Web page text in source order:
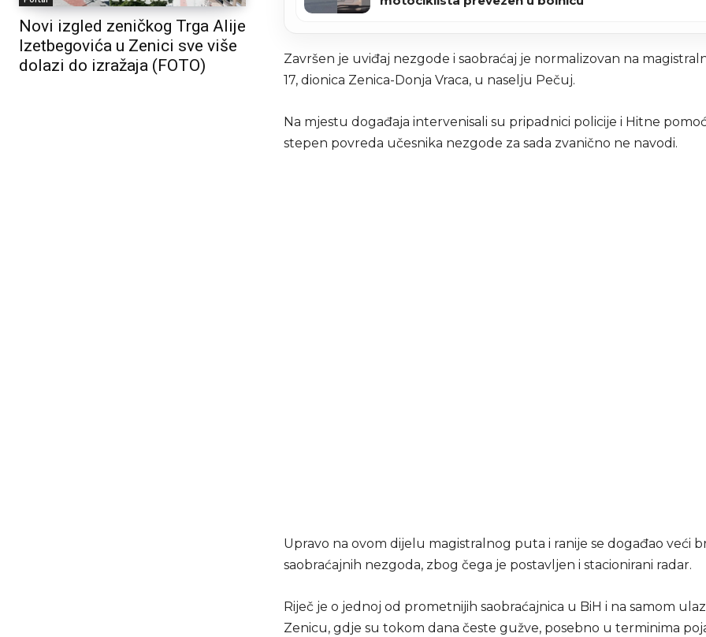
Novi izgled zeničkog Trga Alije
Izetbegovića u Zenici sve više
dolazi do izražaja (FOTO)
Završen je uviđaj nezgode i saobraćaj je normalizovan na
17, dionica Zenica-Donja Vraca, u naselju Pečuj.
Na mjestu događaja intervenisali su pripadnici policije i Hitne
stepen povreda učesnika nezgode za sada zvanično ne navodi.
Upravo na ovom dijelu magistralnog puta i ranije se događao veći
saobraćajnih nezgoda, zbog čega je postavljen i stacionirani radar.
Riječ je o jednoj od prometnijih saobraćajnica u BiH i na samom
Zenicu, gdje su tokom dana česte gužve, posebno u terminima